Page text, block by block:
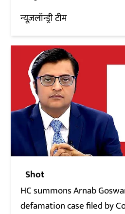
न्यूज़लॉन्ड्री टीम
Shot
HC summons Arnab
defamation case filed by